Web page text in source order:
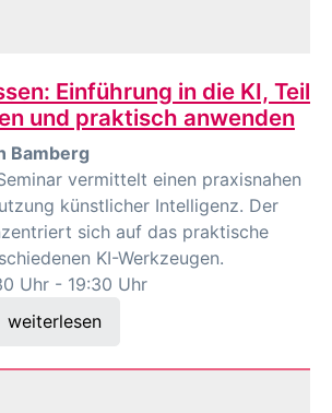
Einführung in die KI, Teil
und praktisch anwenden
Bamberg
vermittelt einen praxisnahen
künstlicher Intelligenz. Der
sich auf das praktische
KI-Werkzeugen.
Uhr - 19:30 Uhr
weiterlesen